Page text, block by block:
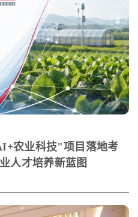
农业科技"项目落地考
人才培养新蓝图